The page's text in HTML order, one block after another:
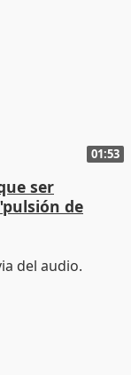
01:53
ser
de